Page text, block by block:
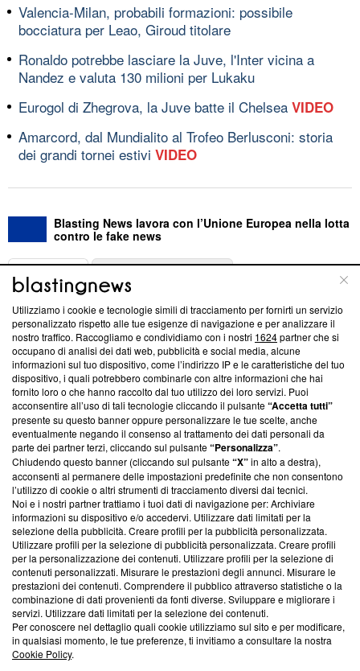
Valencia-Milan, probabili formazioni: possibile
bocciatura per Leao, Giroud titolare
Ronaldo potrebbe lasciare la Juve, l'Inter vicina a
Nandez e valuta 130 milioni per Lukaku
Eurogol di Zhegrova, la Juve batte il Chelsea VIDEO
Amarcord, dal Mundialito al Trofeo Berlusconi: storia
dei grandi tornei estivi VIDEO
Blasting News lavora con l’Unione Europea nella lotta
contro le fake news
ABOUT
Questa sezione offre informazioni trasparenti su Blasting
News, sui nostri processi editoriali e su come ci impegniamo a
creare news di qualità. Inoltre, afferma la nostra aderenza a
‘Trust Project - News with Integrity’Blasting News non è
ancora membro del programma, ma ha richiesto di farne
parte; Trust Project non ha ancora effettuato una verifica di
conformità agli standard.
Su di noi
Team editoriale
Corporate
Redazione
Informativa Privacy
Cookie Policy
Blasting SA, IDI CHE-247.845.224, Via Carlo Frasca, 3 - 6900
Lugano (Svizzera) Tel:+39 0690258937
© 2026 Blasting News
Utilizziamo i cookie e tecnologie simili di tracciamento per fornirti un servizio
personalizzato rispetto alle tue esigenze di navigazione e per analizzare il
nostro traffico. Raccogliamo e condividiamo con i nostri 1624partner che si
occupano di analisi dei dati web, pubblicità e social media, alcune
informazioni sul tuo dispositivo, come l’indirizzo IP e le caratteristiche del tuo
dispositivo, i quali potrebbero combinarle con altre informazioni che hai
fornito loro o che hanno raccolto dal tuo utilizzo dei loro servizi. Puoi
acconsentire all’uso di tali tecnologie cliccando il pulsante“Accetta tutti”
presente su questo banner oppure personalizzare le tue scelte, anche
eventualmente negando il consenso al trattamento dei dati personali da
parte dei partner terzi, cliccando sul pulsante“Personalizza”.
Chiudendo questo banner (cliccando sul pulsante“X”in alto a destra),
acconsenti al permanere delle impostazioni predefinite che non consentono
l’utilizzo di cookie o altri strumenti di tracciamento diversi dai tecnici.
Noi e i nostri partner trattiamo i tuoi dati di navigazione per: Archiviare
informazioni su dispositivo e/o accedervi. Utilizzare dati limitati per la
selezione della pubblicità. Creare profili per la pubblicità personalizzata.
Utilizzare profili per la selezione di pubblicità personalizzata. Creare profili
per la personalizzazione dei contenuti. Utilizzare profili per la selezione di
contenuti personalizzati. Misurare le prestazioni degli annunci. Misurare le
prestazioni dei contenuti. Comprendere il pubblico attraverso statistiche o la
combinazione di dati provenienti da fonti diverse. Sviluppare e migliorare i
servizi. Utilizzare dati limitati per la selezione dei contenuti.
Per conoscere nel dettaglio quali cookie utilizziamo sul sito e per modificare,
in qualsiasi momento, le tue preferenze, ti invitiamo a consultare la nostra
Cookie Policy.